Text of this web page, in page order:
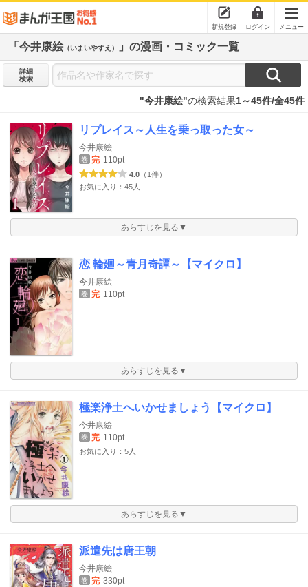
新規登録 ログイン メニュー
「今井康絵 （いまいやすえ） 」の漫画・コミック一覧
詳細
検索
"今井康絵"の検索結果1～45件/全45件
リプレイス～人生を乗っ取った女～
今井康絵
巻 完 110pt
4.0 （1件）
お気に入り：45人
あらすじを見る▼
恋 輪廻～青月奇譚～【マイクロ】
今井康絵
巻 完 110pt
あらすじを見る▼
極楽浄土へいかせましょう【マイクロ】
今井康絵
巻 完 110pt
お気に入り：5人
あらすじを見る▼
派遣先は唐王朝
今井康絵
巻 完 330pt